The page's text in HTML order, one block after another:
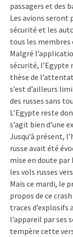
passagers et des
Les avions seront
sécurité et les
tous les membres
Malgré
sécurité, l’Egypte
thèse de
s’est d’ailleurs
des russes sans
L’Egypte reste
s’agit bien d’une
Jusqu’à présent,
russe avait été
mise en doute par
les vols russes
Mais ce mardi, le
propos de ce
traces d’explosifs
l’appareil par ses
tempère cette